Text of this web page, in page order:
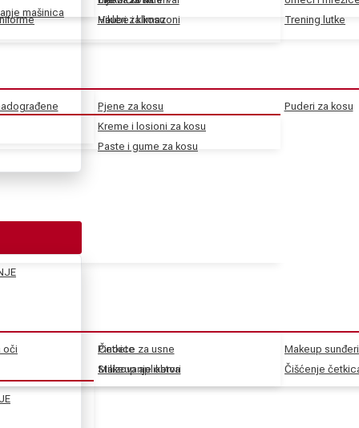
mašinica
Haube i klimazoni
Pjene za kosu
Kreme i losioni za kosu
Paste i gume za kosu
Puderi za kosu
Vikleri za kosu
Trening lutke
oči
Pincete
Stilizovanje obrva
Četkice za usne
Makeup aplikatori
Makeup sunđeri
Čišćenje